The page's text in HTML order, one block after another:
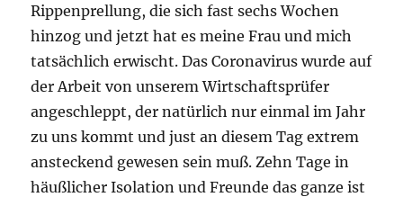
Rippenprellung, die sich fast sechs Wochen
hinzog und jetzt hat es meine Frau und mich
tatsächlich erwischt. Das Coronavirus wurde auf
der Arbeit von unserem Wirtschaftsprüfer
angeschleppt, der natürlich nur einmal im Jahr
zu uns kommt und just an diesem Tag extrem
ansteckend gewesen sein muß. Zehn Tage in
häußlicher Isolation und Freunde das ganze ist